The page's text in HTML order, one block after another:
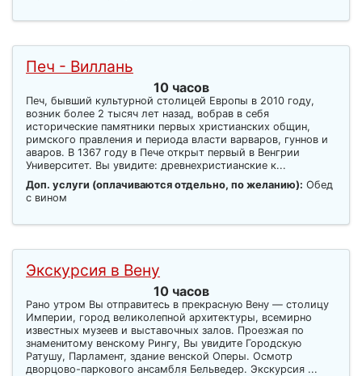
Печ - Виллань
10 часов
Печ, бывший культурной столицей Европы в 2010 году,
возник более 2 тысяч лет назад, вобрав в себя
исторические памятники первых христианских общин,
римского правления и периода власти варваров, гуннов и
аваров. В 1367 году в Пече открыт первый в Венгрии
Университет. Вы увидите: древнехристианские к...
Доп. услуги (оплачиваются отдельно, по желанию): Обед
с вином
Экскурсия в Вену
10 часов
Рано утром Вы отправитесь в прекрасную Вену — столицу
Империи, город великолепной архитектуры, всемирно
известных музеев и выставочных залов. Проезжая по
знаменитому венскому Рингу, Вы увидите Городскую
Ратушу, Парламент, здание венской Оперы. Осмотр
дворцово-паркового ансамбля Бельведер. Экскурсия ...